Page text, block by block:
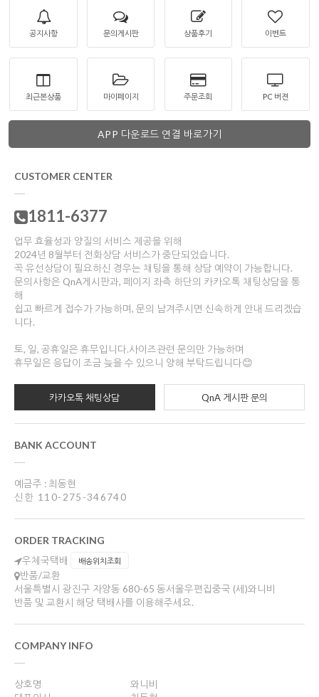
공지사항 문의게시판 상품후기 이벤트
최근본상품 마이페이지 주문조회 PC 버젼
APP 다운로드 연결 바로가기
CUSTOMER CENTER
1811-6377
업무 효율성과 양질의 서비스 제공을 위해
2024년 8월부터 전화상담 서비스가 중단되었습니다.
꼭 유선상담이 필요하신 경우는 채팅을 통해 상담 예약이 가능합니다.
문의사항은 QnA게시판과, 페이지 좌측 하단의 카카오톡 채팅상담을 통
해
쉽고 빠르게 접수가 가능하며, 문의 남겨주시면 신속하게 안내 드리겠습
니다.
토, 일, 공휴일은 휴무입니다.사이즈관련 문의만 가능하며
휴무일은 응답이 조금 늦을 수 있으니 양해 부탁드립니다😊
카카오톡 채팅상담 QnA 게시판 문의
BANK ACCOUNT
예금주 : 최동현
신한 110-275-346740
ORDER TRACKING
우체국택배 배송위치조회
반품/교환
서울특별시 광진구 자양동 680-65 동서울우편집중국 (세)와니비
반품 및 교환시 해당 택배사를 이용해주세요.
COMPANY INFO
상호명
와니비